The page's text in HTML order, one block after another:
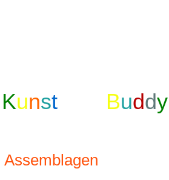
Kunst Buddy
Assemblagen